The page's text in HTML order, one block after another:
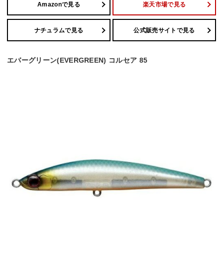
Amazonで見る 楽天市場で見る
ナチュラムで見る 公式販売サイトで見る
エバーグリーン(EVERGREEN) コルセア 85